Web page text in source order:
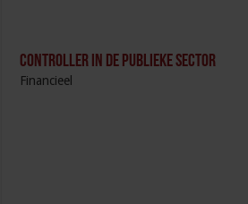
Controller in de publieke sector
Financieel